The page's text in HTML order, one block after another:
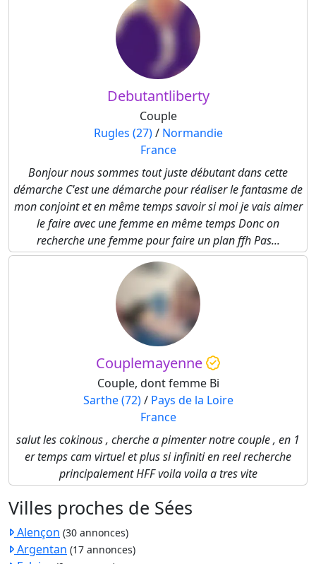
Debutantliberty
Couple
Rugles (27)/ Normandie
France
Bonjour nous sommes tout juste débutant dans cette
démarche C'est une démarche pour réaliser le fantasme de
mon conjoint et en même temps savoir si moi je vais aimer
le faire avec une femme en même temps Donc on
recherche une femme pour faire un plan ffh Pas...
Couplemayenne
Couple, dont femme Bi
Sarthe (72)/ Pays de la Loire
France
salut les cokinous , cherche a pimenter notre couple , en 1
er temps cam virtuel et plus si infiniti en reel recherche
principalement HFF voila voila a tres vite
Villes proches de Sées
Alençon (30 annonces)
Argentan (17 annonces)